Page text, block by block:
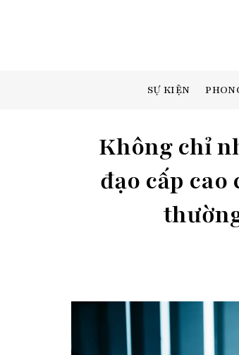
SỰ KIỆN
Không chỉ
đạo cấp